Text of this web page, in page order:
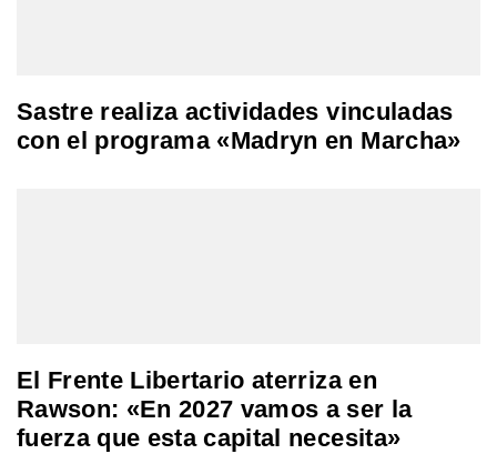
Sastre realiza actividades vinculadas
con el programa «Madryn en Marcha»
El Frente Libertario aterriza en
Rawson: «En 2027 vamos a ser la
fuerza que esta capital necesita»